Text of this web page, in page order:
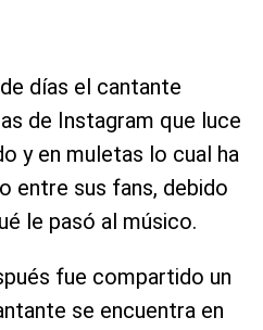
días el cantante
de Instagram que luce
y en muletas lo cual ha
entre sus fans, debido
le pasó al músico.
fue compartido un
se encuentra en